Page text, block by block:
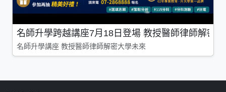
名師升學跨越講座7月18日登場 教授醫師律師解密
名師升學講座 教授醫師律師解密大學未來